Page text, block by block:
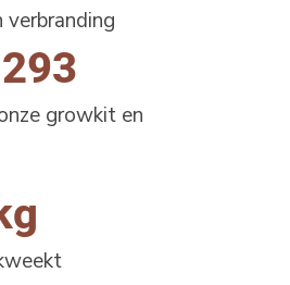
verbranding
growkit en